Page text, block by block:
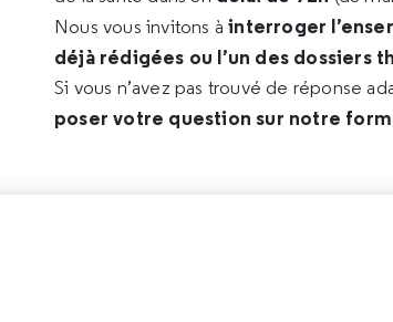
Nous vous invitons àinterroger
déjà rédigées ou l’un des dossiers
Si vous n’avez pas trouvé de réponse
poser votre question sur notre